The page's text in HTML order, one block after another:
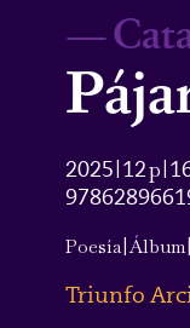
—
2025 12p
Poesía Álbum
Triunfo